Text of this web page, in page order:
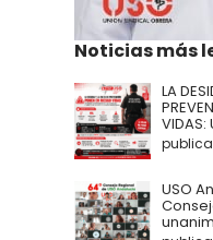
Noticias más
LA
VIDAS:
USO